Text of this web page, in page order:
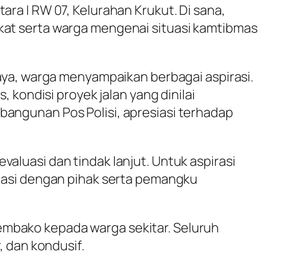
I RW 07, Kelurahan Krukut. Di sana,
serta warga mengenai situasi kamtibmas
warga menyampaikan berbagai aspirasi.
kondisi proyek jalan yang dinilai
Pos Polisi, apresiasi terhadap
dan tindak lanjut. Untuk aspirasi
dengan pihak serta pemangku
kepada warga sekitar. Seluruh
dan kondusif.